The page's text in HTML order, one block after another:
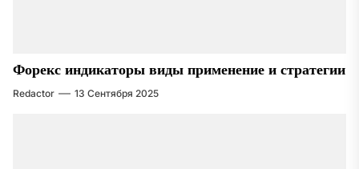
Форекс индикаторы виды применение и стратегии
Redactor 13 Сентября 2025